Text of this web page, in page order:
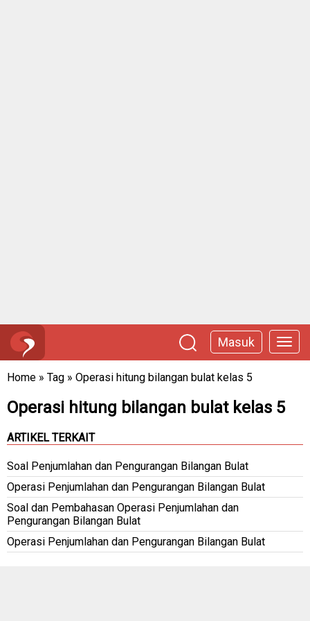
Masuk
Home » Tag » Operasi hitung bilangan bulat kelas 5
Operasi hitung bilangan bulat kelas 5
ARTIKEL TERKAIT
Soal Penjumlahan dan Pengurangan Bilangan Bulat
Operasi Penjumlahan dan Pengurangan Bilangan Bulat
Soal dan Pembahasan Operasi Penjumlahan dan
Pengurangan Bilangan Bulat
Operasi Penjumlahan dan Pengurangan Bilangan Bulat